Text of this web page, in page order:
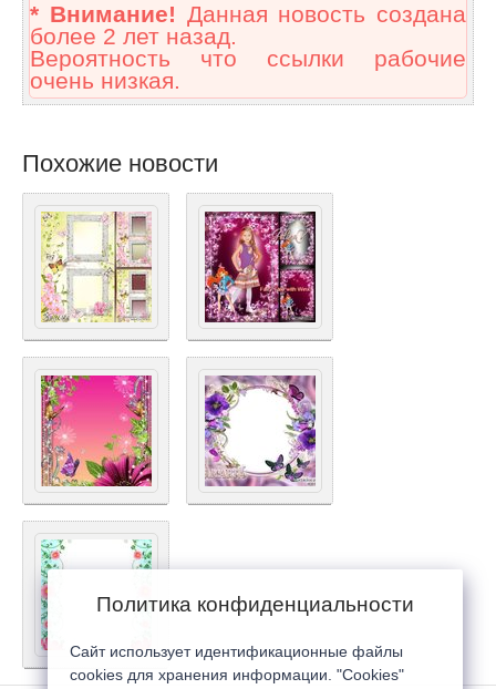
* Внимание! Данная новость создана
более 2 лет назад.
Вероятность что ссылки рабочие
очень низкая.
Похожие новости
Политика конфиденциальности
Сайт использует идентификационные файлы
cookies для хранения информации. "Cookies"